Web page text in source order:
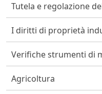
Tutela e regolazione
I diritti di proprietà
Verifiche strumenti di
Agricoltura